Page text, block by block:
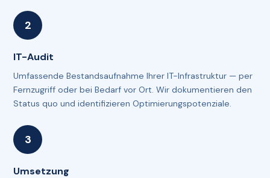
IT-Audit
Umfassende Bestandsaufnahme Ihrer IT-Infrastruktur — per
Fernzugriff oder bei Bedarf vor Ort. Wir dokumentieren den
Status quo und identifizieren Optimierungspotenziale.
Umsetzung